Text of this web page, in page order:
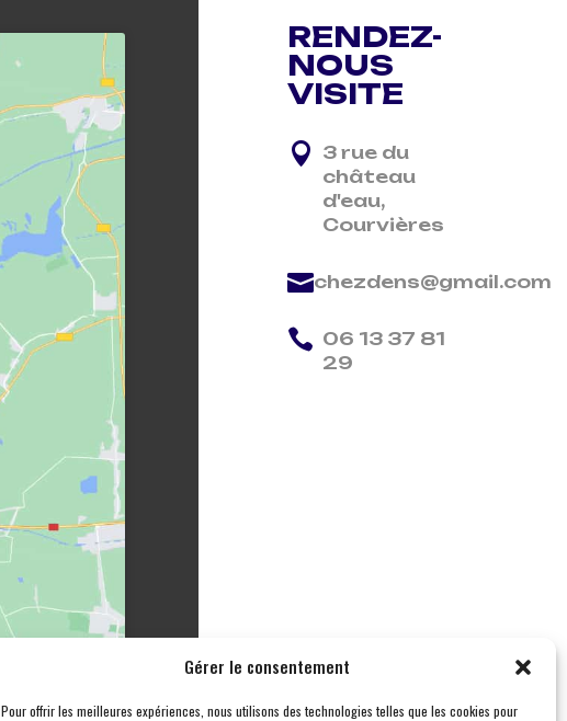
Gérer le consentement
Pour offrir les meilleures expériences, nous utilisons des technologies telles que les cookies pour
RENDEZ-
NOUS
VISITE
 3 rue du
château
d'eau,
Courvières
chezdens@gmail.com
 06 13 37 81
29